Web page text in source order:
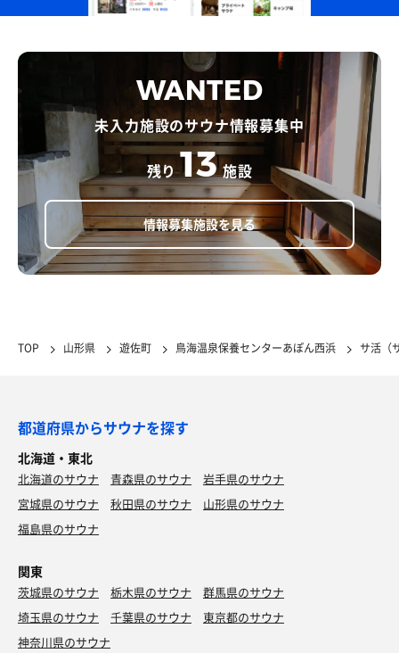
WANTED
未入力施設のサウナ情報募集中
残り 13 施設
情報募集施設を見る
TOP 山形県 遊佐町 鳥海温泉保養センターあぽん西浜 サ活（
都道府県からサウナを探す
北海道・東北
北海道のサウナ 青森県のサウナ
岩手県のサウナ
宮城県のサウナ
秋田県のサウナ
山形県のサウナ
福島県のサウナ
関東
茨城県のサウナ 栃木県のサウナ
群馬県のサウナ
埼玉県のサウナ
千葉県のサウナ
東京都のサウナ
神奈川県のサウナ